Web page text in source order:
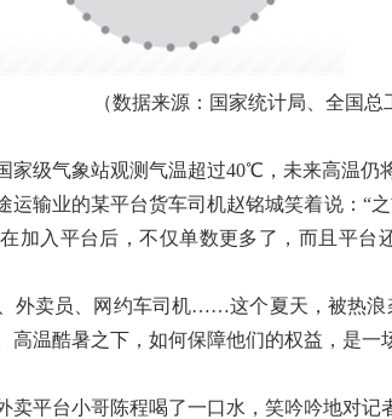
（数据来源：国家统计局、全国总
级气象站观测气温超过40℃，未来高温仍
输业的某平台货车司机赵铭城笑着说：“
加入平台后，不仅单数更多了，而且平
卖员、网约车司机……这个夏天，被热浪
高温酷暑之下，如何保障他们的权益，是一
平台小哥陈程喝了一口水，笑吟吟地对记